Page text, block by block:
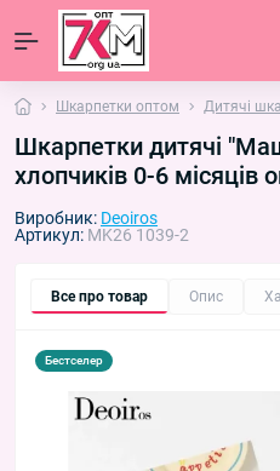
Шкарпетки оптом Дитячі
Шкарпетки дитячі
хлопчиків 0-6 місяців
Виробник: Deoiros
Артикул: MK26 1039-2
Все про товар Опис
Бестселер